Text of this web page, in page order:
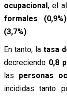
ocupacional, el
formales (0,9%)
(3,7%).
En tanto, latasa
decreciendo 0,8
las personas
incididas tanto